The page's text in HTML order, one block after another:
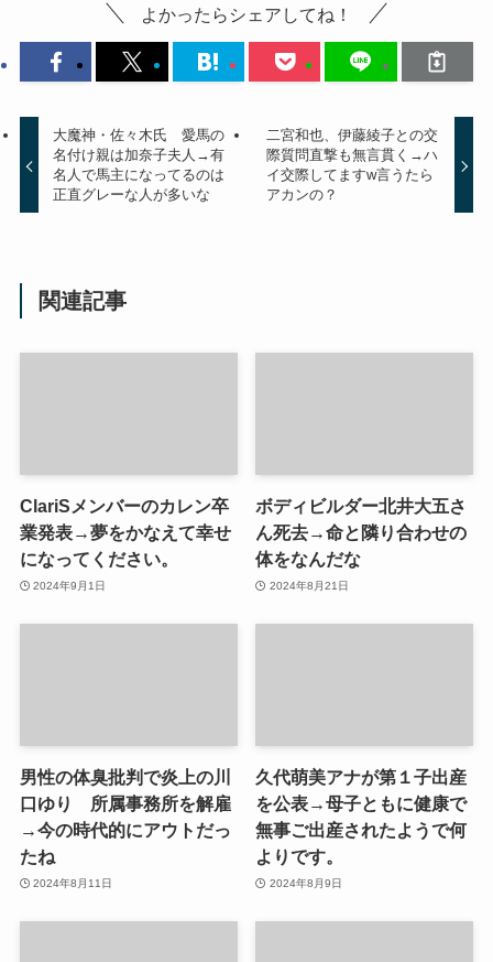
よかったらシェアしてね！
大魔神・佐々木氏 愛馬の
名付け親は加奈子夫人→有
名人で馬主になってるのは
正直グレーな人が多いな
二宮和也、伊藤綾子との交
際質問直撃も無言貫く→ハ
イ交際してますw言うたら
アカンの？
関連記事
ClariSメンバーのカレン卒
業発表→夢をかなえて幸せ
になってください。
2024年9月1日
ボディビルダー北井大五さ
ん死去→命と隣り合わせの
体をなんだな
2024年8月21日
男性の体臭批判で炎上の川
口ゆり 所属事務所を解雇
→今の時代的にアウトだっ
たね
2024年8月11日
久代萌美アナが第１子出産
を公表→母子ともに健康で
無事ご出産されたようで何
よりです。
2024年8月9日